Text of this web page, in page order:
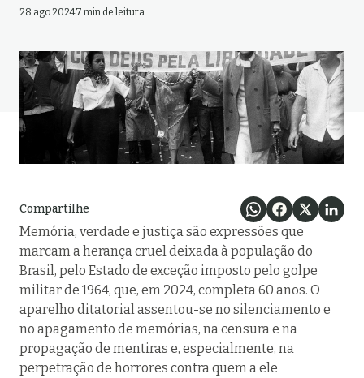
28 ago 20247 min de leitura
Compartilhe
Memória, verdade e justiça são expressões que
marcam a herança cruel deixada à população do
Brasil, pelo Estado de exceção imposto pelo golpe
militar de 1964, que, em 2024, completa 60 anos. O
aparelho ditatorial assentou-se no silenciamento e
no apagamento de memórias, na censura e na
propagação de mentiras e, especialmente, na
perpetração de horrores contra quem a ele